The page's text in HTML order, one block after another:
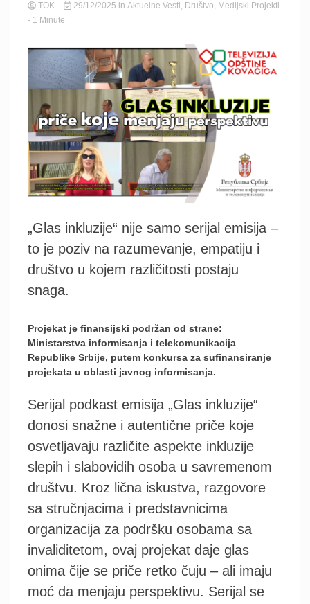
TOK 29/12/2025 in Aktuelne Vesti, Društvo, Medijski Projekti
- 1 Minute
„Glas inkluzije“ nije samo serijal emisija –
to je poziv na razumevanje, empatiju i
društvo u kojem različitosti postaju
snaga.
Projekat je finansijski podržan od strane:
Ministarstva informisanja i telekomunikacija
Republike Srbije, putem konkursa za sufinansiranje
projekata u oblasti javnog informisanja.
Serijal podkast emisija „Glas inkluzije“
donosi snažne i autentične priče koje
osvetljavaju različite aspekte inkluzije
slepih i slabovidih osoba u savremenom
društvu. Kroz lična iskustva, razgovore
sa stručnjacima i predstavnicima
organizacija za podršku osobama sa
invaliditetom, ovaj projekat daje glas
onima čije se priče retko čuju – ali imaju
moć da menjaju perspektivu. Serijal se